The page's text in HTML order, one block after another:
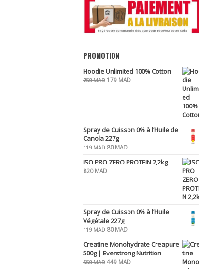
PROMOTION
Hoodie Unlimited 100% Cotton
250MAD Le
179 MADLe
Spray de Cuisson 0% à l’Huile de
Canola 227g
119MAD Le
initial
était :
80MADLe
actuel
ISO PRO ZERO PROTEIN 2,2kg
820MAD
Spray de Cuisson 0% à l’Huile
Végétale 227g
119MAD Le
initial
était :
119 MAD.
80MADLe
actuel
est :
80 MAD.
Creatine Monohydrate Creapure
500g | Everstrong Nutrition
550MAD Le
449 MADLe